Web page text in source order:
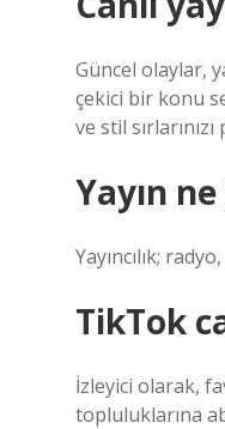
Güncel olaylar,
çekici bir konu
ve stil
Yayın
Yayıncılık;
TikTok
İzleyici olarak,
topluluklarına